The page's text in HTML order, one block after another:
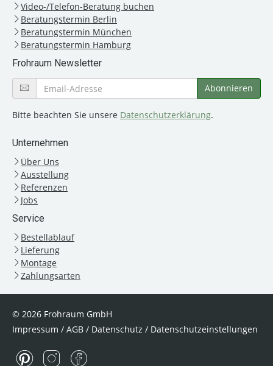
Video-/Telefon-Beratung buchen
Beratungstermin Berlin
Beratungstermin München
Beratungstermin Hamburg
Frohraum Newsletter
Bitte beachten Sie unsere Datenschutzerklärung.
Unternehmen
Über Uns
Ausstellung
Referenzen
Jobs
Service
Bestellablauf
Lieferung
Montage
Zahlungsarten
© 2026 Frohraum GmbH
Impressum / AGB / Datenschutz / Datenschutzeinstellungen